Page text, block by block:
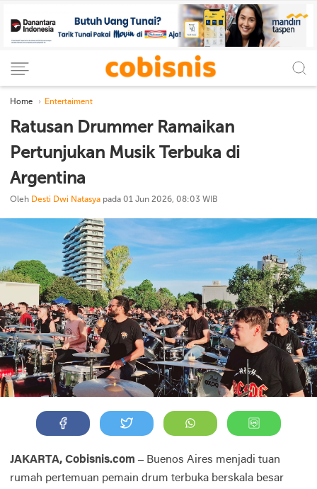
Home Entertaiment
Ratusan Drummer Ramaikan
Pertunjukan Musik Terbuka di
Argentina
Oleh Desti Dwi Natasya pada 01 Jun 2026, 08:03 WIB
JAKARTA, Cobisnis.com – Buenos Aires menjadi tuan
rumah pertemuan pemain drum terbuka berskala besar